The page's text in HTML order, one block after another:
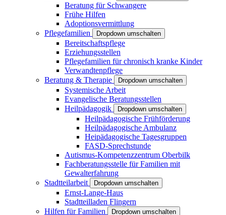
Beratung für Schwangere
Frühe Hilfen
Adoptionsvermittlung
Pflegefamilien
Dropdown umschalten
Bereitschaftspflege
Erziehungsstellen
Pflegefamilien für chronisch kranke Kinder
Verwandtenpflege
Beratung & Therapie
Dropdown umschalten
Systemische Arbeit
Evangelische Beratungsstellen
Heilpädagogik
Dropdown umschalten
Heilpädagogische Frühförderung
Heilpädagogische Ambulanz
Heipädagogische Tagesgruppen
FASD-Sprechstunde
Autismus-Kompetenzzentrum Oberbilk
Fachberatungsstelle für Familien mit
Gewalterfahrung
Stadtteilarbeit
Dropdown umschalten
Ernst-Lange-Haus
Stadtteilladen Flingern
Hilfen für Familien
Dropdown umschalten